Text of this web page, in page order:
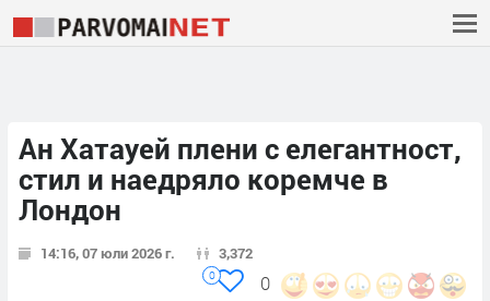
Ан Хатауей плени с елегантност,
стил и наедряло коремче в
Лондон
14:16, 07 юли 2026 г. 3,372
0
0